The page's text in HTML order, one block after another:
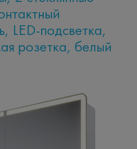
LED-подсветка,
розетка, белый